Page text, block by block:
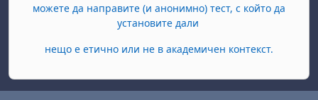
можете да направите (и анонимно) тест, с който да
установите дали
нещо е етично или не в академичен контекст.